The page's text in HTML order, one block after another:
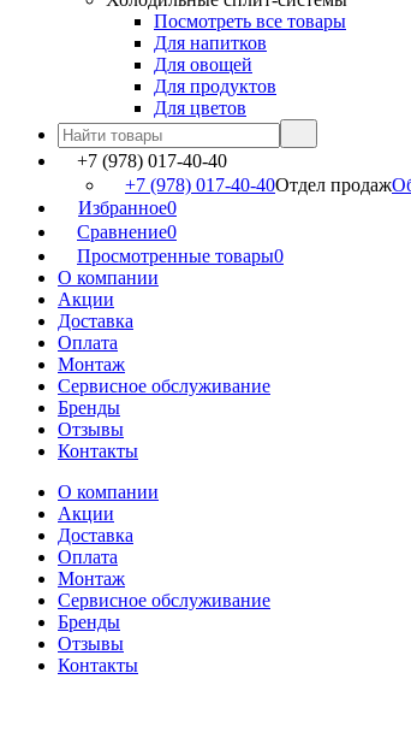
Посмотреть все товары
Для напитков
Для овощей
Для продуктов
Для цветов
+7 (978) 017-40-40
+7 (978) 017-40-40Отдел продаж
Избранное0
Сравнение0
Просмотренные товары0
О компании
Акции
Доставка
Оплата
Монтаж
Сервисное обслуживание
Бренды
Отзывы
Контакты
О компании
Акции
Доставка
Оплата
Монтаж
Сервисное обслуживание
Бренды
Отзывы
Контакты